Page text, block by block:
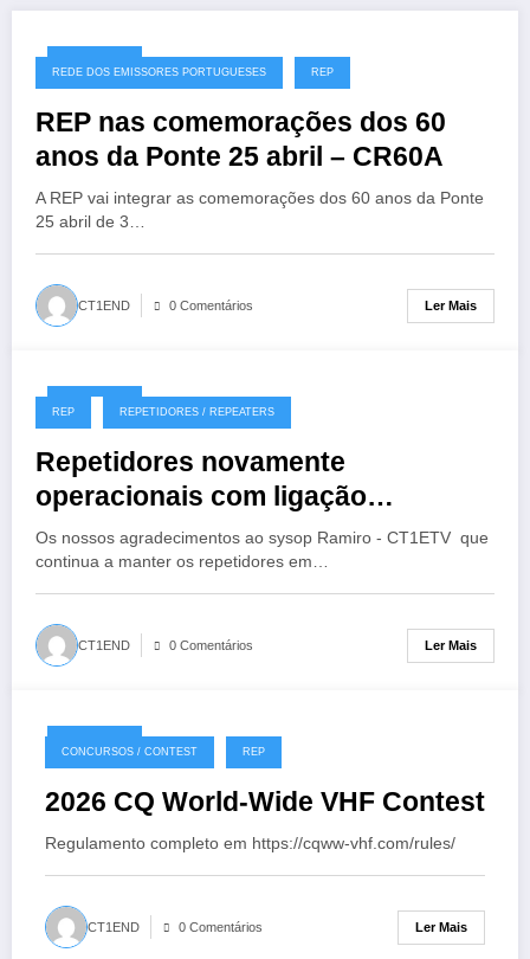
27/07/2026
REDE DOS EMISSORES PORTUGUESES REP
REP nas comemorações dos 60
anos da Ponte 25 abril – CR60A
A REP vai integrar as comemorações dos 60 anos da Ponte
25 abril de 3…
CT1END 0 Comentários Ler Mais
19/07/2026
REP REPETIDORES / REPEATERS
Repetidores novamente
operacionais com ligação
EchoLink
Os nossos agradecimentos ao sysop Ramiro - CT1ETV que
continua a manter os repetidores em…
CT1END 0 Comentários Ler Mais
18/07/2026
CONCURSOS / CONTEST REP
2026 CQ World-Wide VHF Contest
Regulamento completo em https://cqww-vhf.com/rules/
CT1END 0 Comentários Ler Mais